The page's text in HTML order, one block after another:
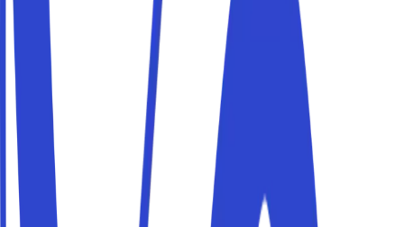
Pour vous garantir une
sécurité
maximale
Les conducteurs ne pourront accéder à votre parking
que pendant la plage horaire réservée, à l'aide de